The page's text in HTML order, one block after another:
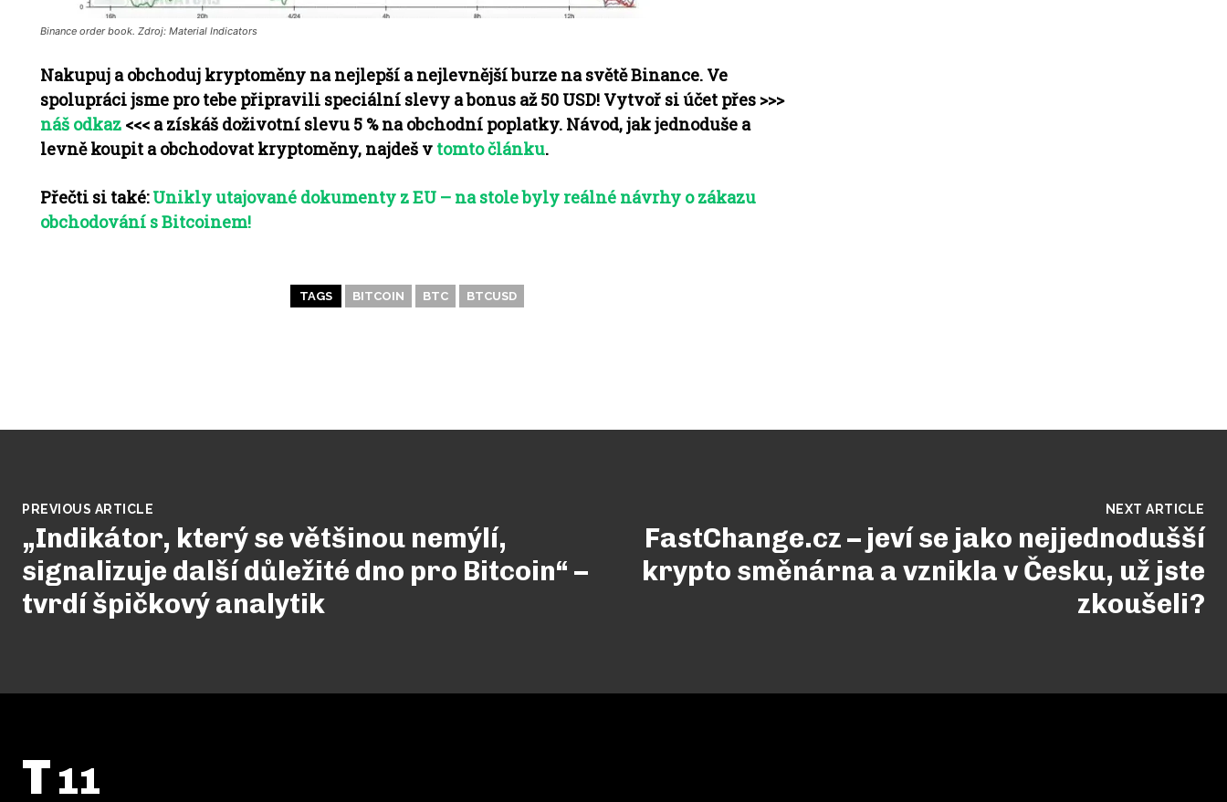
Binance order book. Zdroj: Material Indicators
Nakupuj a obchoduj kryptoměny na nejlepší a nejlevnější burze na světě Binance. Ve
spolupráci jsme pro tebe připravili speciální slevy a bonus až 50 USD! Vytvoř si účet přes >>>
náš odkaz <<< a získáš doživotní slevu 5 % na obchodní poplatky. Návod, jak jednoduše a
levně koupit a obchodovat kryptoměny, najdeš v tomto článku.
Přečti si také:Unikly utajované dokumenty z EU – na stole byly reálné návrhy o zákazu
obchodování s Bitcoinem!
TAGS BITCOIN BTC BTCUSD
PREVIOUS ARTICLE
„Indikátor, který se většinou nemýlí,
signalizuje další důležité dno pro Bitcoin“ –
tvrdí špičkový analytik
NEXT ARTICLE
FastChange.cz – jeví se jako nejjednodušší
krypto směnárna a vznikla v Česku, už jste
zkoušeli?
T 11